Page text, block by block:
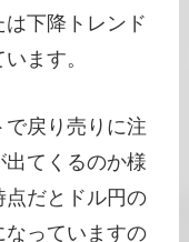
下降トレンド
ます。
戻り売りに注
てくるのか様
だとドル円の
なっていますの